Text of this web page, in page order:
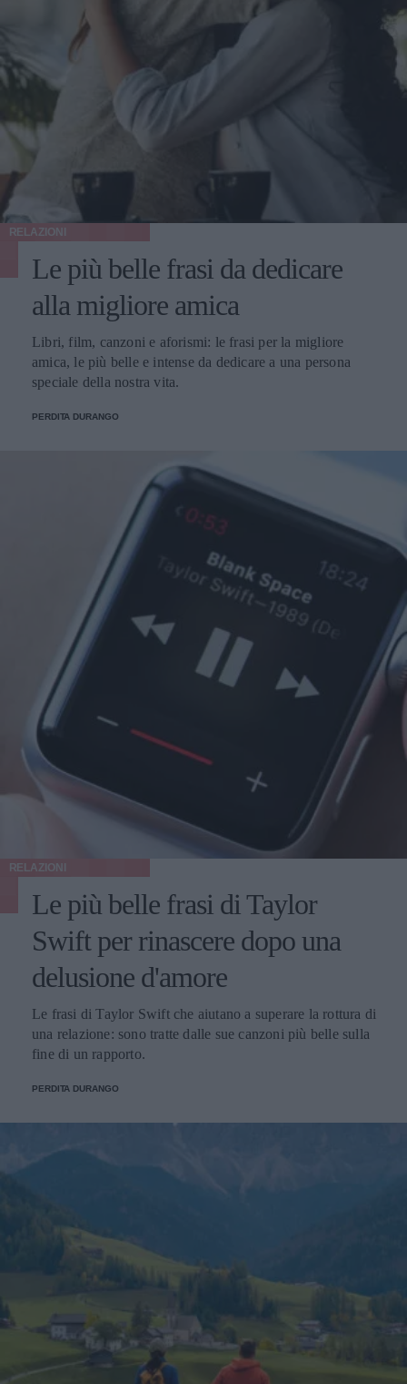
RELAZIONI
Le più belle frasi da dedicare
alla migliore amica
Libri, film, canzoni e aforismi: le frasi per la migliore
amica, le più belle e intense da dedicare a una persona
speciale della nostra vita.
PERDITA DURANGO
RELAZIONI
Le più belle frasi di Taylor
Swift per rinascere dopo una
delusione d'amore
Le frasi di Taylor Swift che aiutano a superare la rottura di
una relazione: sono tratte dalle sue canzoni più belle sulla
fine di un rapporto.
PERDITA DURANGO